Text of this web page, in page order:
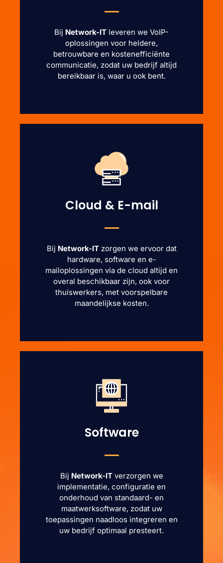
Bij Network-IT leveren we VoIP-
oplossingen voor heldere,
betrouwbare en kostenefficiënte
communicatie, zodat uw bedrijf altijd
bereikbaar is, waar u ook bent.
Cloud & E-mail
Bij Network-ITzorgen we ervoor dat
hardware, software en e-
mailoplossingen via de cloud altijd en
overal beschikbaar zijn, ook voor
thuiswerkers, met voorspelbare
maandelijkse kosten.
Software
Bij Network-ITverzorgen we
implementatie, configuratie en
onderhoud van standaard- en
maatwerksoftware, zodat uw
toepassingen naadloos integreren en
uw bedrijf optimaal presteert.